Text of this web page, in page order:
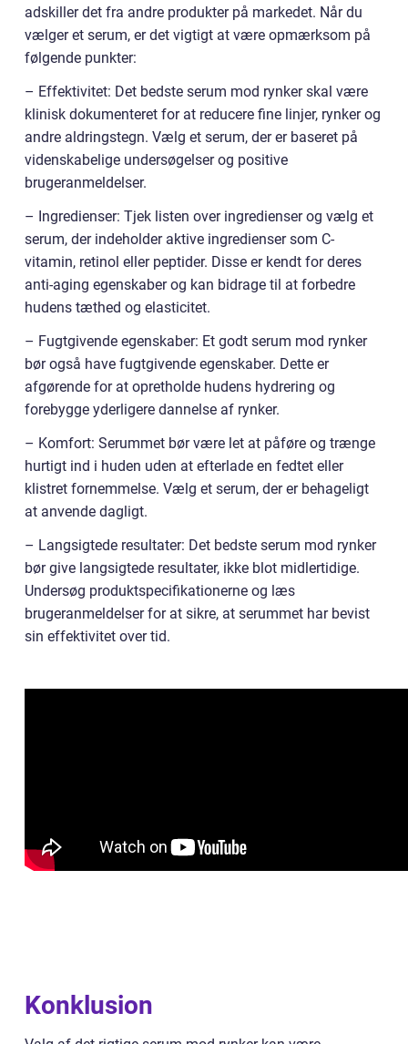
adskiller det fra andre produkter på markedet. Når du
vælger et serum, er det vigtigt at være opmærksom på
følgende punkter:
– Effektivitet: Det bedste serum mod rynker skal være
klinisk dokumenteret for at reducere fine linjer, rynker og
andre aldringstegn. Vælg et serum, der er baseret på
videnskabelige undersøgelser og positive
brugeranmeldelser.
– Ingredienser: Tjek listen over ingredienser og vælg et
serum, der indeholder aktive ingredienser som C-
vitamin, retinol eller peptider. Disse er kendt for deres
anti-aging egenskaber og kan bidrage til at forbedre
hudens tæthed og elasticitet.
– Fugtgivende egenskaber: Et godt serum mod rynker
bør også have fugtgivende egenskaber. Dette er
afgørende for at opretholde hudens hydrering og
forebygge yderligere dannelse af rynker.
– Komfort: Serummet bør være let at påføre og trænge
hurtigt ind i huden uden at efterlade en fedtet eller
klistret fornemmelse. Vælg et serum, der er behageligt
at anvende dagligt.
– Langsigtede resultater: Det bedste serum mod rynker
bør give langsigtede resultater, ikke blot midlertidige.
Undersøg produktspecifikationerne og læs
brugeranmeldelser for at sikre, at serummet har bevist
sin effektivitet over tid.
Konklusion